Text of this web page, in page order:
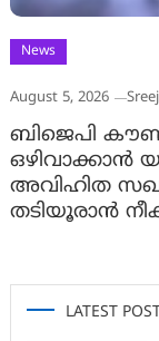
News
August 5, 2026
ബിജെപി
ഒഴിവാക്കാൻ
അവിഹിത
തടിയൂരാൻ
LATEST